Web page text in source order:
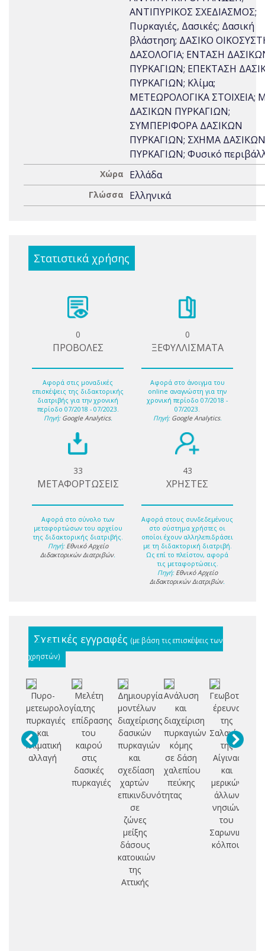
ΑΝΤΙΠΥΡΙΚΟΣ ΣΧΕΔΙΑΣΜΟΣ;
Πυρκαγιές, Δασικές; Δασική
βλάστηση; ΔΑΣΙΚΟ
ΔΑΣΟΛΟΓΙΑ; ΕΝΤΑΣΗ
ΠΥΡΚΑΓΙΩΝ; ΕΠΕΚΤΑΣΗ
ΠΥΡΚΑΓΙΩΝ; Κλίμα;
ΜΕΤΕΩΡΟΛΟΓΙΚΑ ΣΤΟΙΧΕΙΑ;
ΔΑΣΙΚΩΝ ΠΥΡΚΑΓΙΩΝ;
ΣΥΜΠΕΡΙΦΟΡΑ ΔΑΣΙΚΩΝ
ΠΥΡΚΑΓΙΩΝ; ΣΧΗΜΑ ΔΑΣΙΚΩΝ
ΠΥΡΚΑΓΙΩΝ; Φυσικό
Χώρα Ελλάδα
Γλώσσα Ελληνικά
Στατιστικά χρήσης
0
ΠΡΟΒΟΛΕΣ
Αφορά στις μοναδικές
επισκέψεις της διδακτορικής
διατριβής για την χρονική
περίοδο 07/2018 - 07/2023.
Πηγή: Google Analytics.
0
ΞΕΦΥΛΛΙΣΜΑΤΑ
Αφορά στο άνοιγμα του
online αναγνώστη για την
χρονική περίοδο 07/2018 -
07/2023.
Πηγή: Google Analytics.
33
ΜΕΤΑΦΟΡΤΩΣΕΙΣ
Αφορά στο σύνολο των
μεταφορτώσων του αρχείου
της διδακτορικής διατριβής.
Πηγή: Εθνικό Αρχείο
Διδακτορικών Διατριβών.
43
ΧΡΗΣΤΕΣ
Αφορά στους συνδεδεμένους
στο σύστημα χρήστες οι
οποίοι έχουν αλληλεπιδράσει
με τη διδακτορική διατριβή.
Ως επί το πλείστον, αφορά
τις μεταφορτώσεις.
Πηγή: Εθνικό Αρχείο
Διδακτορικών Διατριβών.
Σχετικές εγγραφές (με βάση τις επισκέψεις των
χρηστών)
Πυρο-
μετεωρολογία,
πυρκαγιές
και
κλιματική
αλλαγή
Μελέτη
της
επίδρασης
του
καιρού
στις
δασικές
πυρκαγιές
Δημιουργία
μοντέλων
διαχείρισης
δασικών
πυρκαγιών
και
σχεδίαση
χαρτών
επικινδυνότητας
σε
ζώνες
μείξης
δάσους
κατοικιών
της
Αττικής
Ανάλυση
και
διαχείριση
πυρκαγιών
κόμης
σε δάση
χαλεπίου
πεύκης
Γεωβοτανική
έρευνα
της
Σαλαμίνας
της
Αίγινας
και
μερικών
άλλων
νησιών
του
Σαρωνικού
κόλπου